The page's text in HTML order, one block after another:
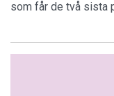
som får de två sista